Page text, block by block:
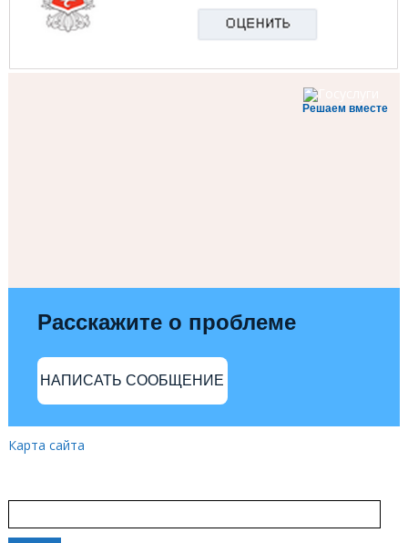
Решаем вместе
Расскажите о проблеме
НАПИСАТЬ СООБЩЕНИЕ
Карта сайта